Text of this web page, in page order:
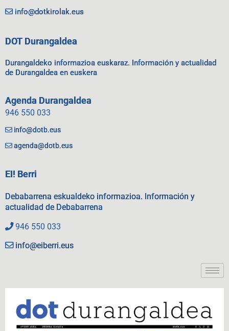
info@dotkirolak.eus
DOT Durangaldea
Durangaldeko informazioa euskaraz. Información y actualidad
de Durangaldea en euskera
Agenda Durangaldea
946 550 033
info@dotb.eus
agenda@dotb.eus
EI! Berri
Debabarrena eskualdeko informazioa. Información y
actualidad de Debabarrena
946 550 033
info@eiberri.eus